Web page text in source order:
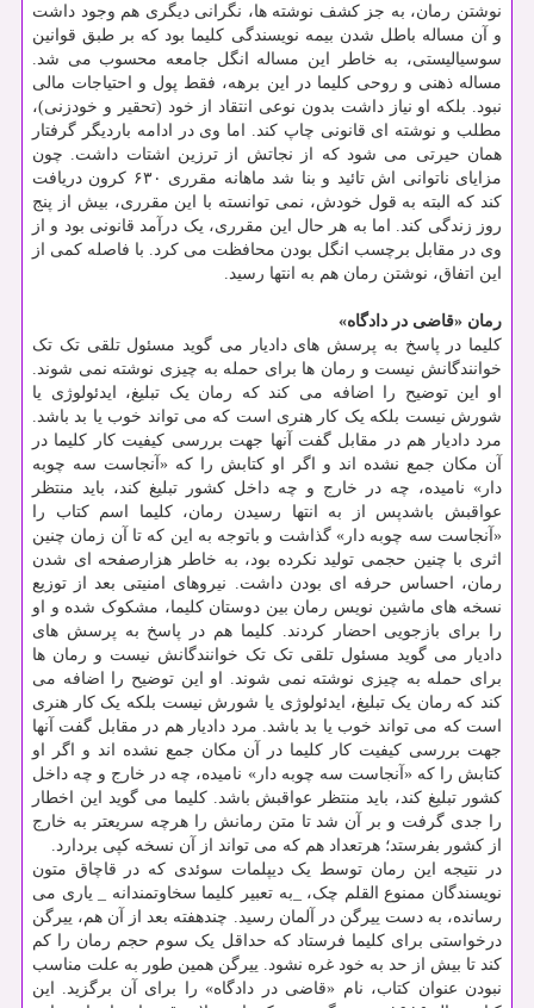
نوشتن رمان، به جز کشف نوشته ها، نگرانی دیگری هم وجود داشت
و آن مساله باطل شدن بیمه نویسندگی کلیما بود که بر طبق قوانین
سوسیالیستی، به خاطر این مساله انگل جامعه محسوب می شد.
مساله ذهنی و روحی کلیما در این برهه، فقط پول و احتیاجات مالی
نبود. بلکه او نیاز داشت بدون نوعی انتقاد از خود (تحقیر و خودزنی)،
مطلب و نوشته ای قانونی چاپ کند. اما وی در ادامه باردیگر گرفتار
همان حیرتی می شود که از نجاتش از ترزین اشتات داشت. چون
مزایای ناتوانی اش تائید و بنا شد ماهانه مقرری ۶۳۰ کرون دریافت
کند که البته به قول خودش، نمی توانسته با این مقرری، بیش از پنج
روز زندگی کند. اما به هر حال این مقرری، یک درآمد قانونی بود و از
وی در مقابل برچسب انگل بودن محافظت می کرد. با فاصله کمی از
این اتفاق، نوشتن رمان هم به انتها رسید.
رمان «قاضی در دادگاه»
کلیما در پاسخ به پرسش های دادیار می گوید مسئول تلقی تک تک
خوانندگانش نیست و رمان ها برای حمله به چیزی نوشته نمی شوند.
او این توضیح را اضافه می کند که رمان یک تبلیغ، ایدئولوژی یا
شورش نیست بلکه یک کار هنری است که می تواند خوب یا بد باشد.
مرد دادیار هم در مقابل گفت آنها جهت بررسی کیفیت کار کلیما در
آن مکان جمع نشده اند و اگر او کتابش را که «آنجاست سه چوبه
دار» نامیده، چه در خارج و چه داخل کشور تبلیغ کند، باید منتظر
عواقبش باشدپس از به انتها رسیدن رمان، کلیما اسم کتاب را
«آنجاست سه چوبه دار» گذاشت و باتوجه به این که تا آن زمان چنین
اثری با چنین حجمی تولید نکرده بود، به خاطر هزارصفحه ای شدن
رمان، احساس حرفه ای بودن داشت. نیروهای امنیتی بعد از توزیع
نسخه های ماشین نویس رمان بین دوستان کلیما، مشکوک شده و او
را برای بازجویی احضار کردند. کلیما هم در پاسخ به پرسش های
دادیار می گوید مسئول تلقی تک تک خوانندگانش نیست و رمان ها
برای حمله به چیزی نوشته نمی شوند. او این توضیح را اضافه می
کند که رمان یک تبلیغ، ایدئولوژی یا شورش نیست بلکه یک کار هنری
است که می تواند خوب یا بد باشد. مرد دادیار هم در مقابل گفت آنها
جهت بررسی کیفیت کار کلیما در آن مکان جمع نشده اند و اگر او
کتابش را که «آنجاست سه چوبه دار» نامیده، چه در خارج و چه داخل
کشور تبلیغ کند، باید منتظر عواقبش باشد. کلیما می گوید این اخطار
را جدی گرفت و بر آن شد تا متن رمانش را هرچه سریعتر به خارج
از کشور بفرستد؛ هرتعداد هم که می تواند از آن نسخه کپی بردارد.
در نتیجه این رمان توسط یک دیپلمات سوئدی که در قاچاق متون
نویسندگان ممنوع القلم چک، _به تعبیر کلیما سخاوتمندانه _ یاری می
رسانده، به دست ییرگن در آلمان رسید. چندهفته بعد از آن هم، ییرگن
درخواستی برای کلیما فرستاد که حداقل یک سوم حجم رمان را کم
کند تا بیش از حد به خود غره نشود. ییرگن همین طور به علت مناسب
نبودن عنوان کتاب، نام «قاضی در دادگاه» را برای آن برگزید. این